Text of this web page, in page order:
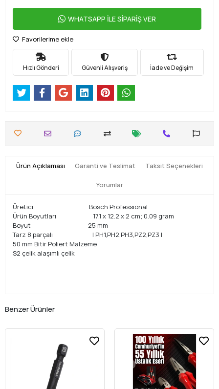
WHATSAPP İLE SİPARİŞ VER
Favorilerime ekle
Hızlı Gönderi Güvenli Alışveriş İade ve Değişim
Ürün Açıklaması Garanti ve Teslimat Taksit Seçenekleri
Yorumlar
Üretici‎ Bosch Professional
Ürün Boyutları‎ 17.1 x 12.2 x 2 cm; 0.09 gram
Boyut‎ 25 mm
Tarz ‎8 parçalı | PH1,PH2,PH3,PZ2,PZ3 |
50 mm Bitir ‎Poliert Malzeme‎
S2 çelik alaşımlı çelik
Benzer Ürünler